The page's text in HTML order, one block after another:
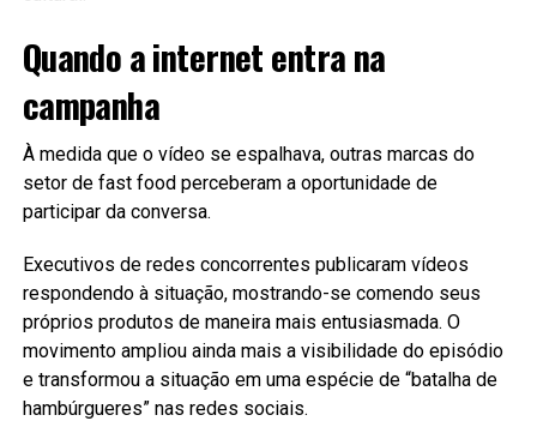
Quando a internet entra na
campanha
À medida que o vídeo se espalhava, outras marcas do
setor de fast food perceberam a oportunidade de
participar da conversa.
Executivos de redes concorrentes publicaram vídeos
respondendo à situação, mostrando-se comendo seus
próprios produtos de maneira mais entusiasmada. O
movimento ampliou ainda mais a visibilidade do episódio
e transformou a situação em uma espécie de “batalha de
hambúrgueres” nas redes sociais.